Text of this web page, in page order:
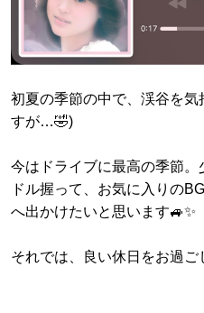
初夏の季節の中で、渓谷を
すが…🤣)
今はドライブに最高の季節
ドル握って、お気に入りの
へ出かけたいと思います🚙✨
それでは、良い休日をお過ご